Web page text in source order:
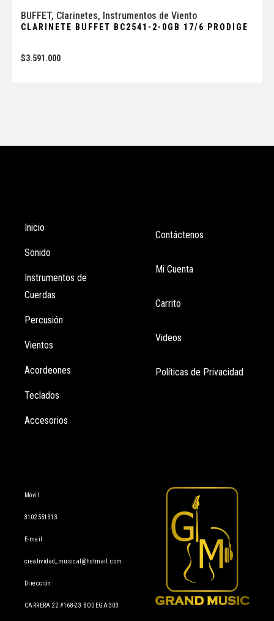
BUFFET, Clarinetes, Instrumentos de Viento
CLARINETE BUFFET BC2541-2-0GB 17/6 PRODIGE
$3.591.000
Inicio
Sonido
Instrumentos de
Cuerdas
Percusión
Vientos
Acordeones
Teclados
Accesorios
Contáctenos
Mi Cuenta
Carrito
Videos
Políticas de Privacidad
Móvil:
3102551313
E-mail:
creatividad_musical@hotmail.com
Dirección:
CARRERA 22 #168-23 BODEGA 303